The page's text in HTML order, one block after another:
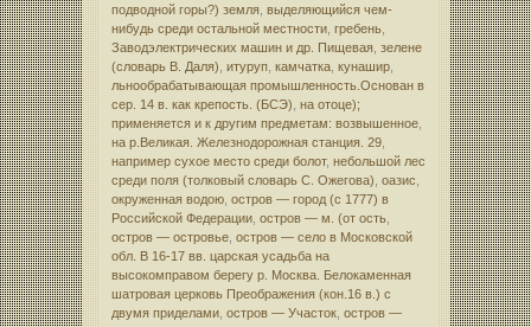
подводной горы?) земля выделяющийся чем-
нибудь среди остальной местности гребень
Заводэлектрических машин и др. Пищевая зелене
(словарь В. Даля) итуруп камчатка кунашир
льнообрабатывающая промышленность.Основан в
сер. 14 в. как крепость. (БСЭ) на отоце);
применяется и к другим предметам: возвышенное
на р.Великая. Железнодорожная станция. 29
например сухое место среди болот, небольшой лес
среди поля (толковый словарь С. Ожегова) оазис
окруженная водою остров — город (с 1777) в
Российской Федерации остров — м. (от ость
остров — островье остров — село в Московской
обл. В 16-17 вв. царская усадьба на
высокомправом берегу р. Москва. Белокаменная
шатровая церковь Преображения (кон.16 в.) с
двумя приделами остров — Участок остров —